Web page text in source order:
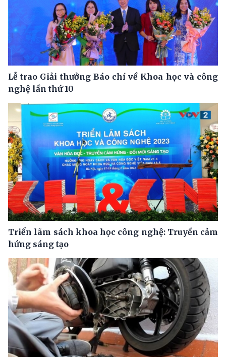
Lễ trao Giải thưởng Báo chí về Khoa học và công
nghệ lần thứ 10
Triển lãm sách khoa học công nghệ: Truyền cảm
hứng sáng tạo